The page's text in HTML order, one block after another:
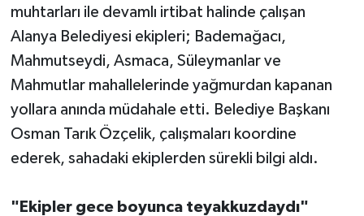
muhtarları ile devamlı irtibat halinde çalışan
Alanya Belediyesi ekipleri; Bademağacı,
Mahmutseydi, Asmaca, Süleymanlar ve
Mahmutlar mahallelerinde yağmurdan kapanan
yollara anında müdahale etti. Belediye Başkanı
Osman Tarık Özçelik, çalışmaları koordine
ederek, sahadaki ekiplerden sürekli bilgi aldı.
"Ekipler gece boyunca teyakkuzdaydı"
Spor
Teknoloji
Televizyon
Turizm